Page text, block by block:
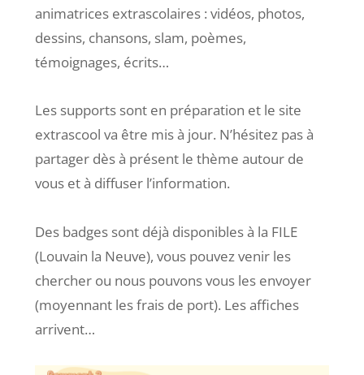
animatrices extrascolaires : vidéos, photos,
dessins, chansons, slam, poèmes,
témoignages, écrits…
Les supports sont en préparation et le site
extrascool va être mis à jour. N’hésitez pas à
partager dès à présent le thème autour de
vous et à diffuser l’information.
Des badges sont déjà disponibles à la FILE
(Louvain la Neuve), vous pouvez venir les
chercher ou nous pouvons vous les envoyer
(moyennant les frais de port). Les affiches
arrivent…